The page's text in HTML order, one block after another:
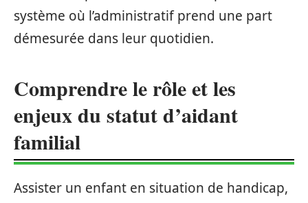
système où l’administratif prend une part
démesurée dans leur quotidien.
Comprendre le rôle et les
enjeux du statut d’aidant
familial
Assister un enfant en situation de handicap,